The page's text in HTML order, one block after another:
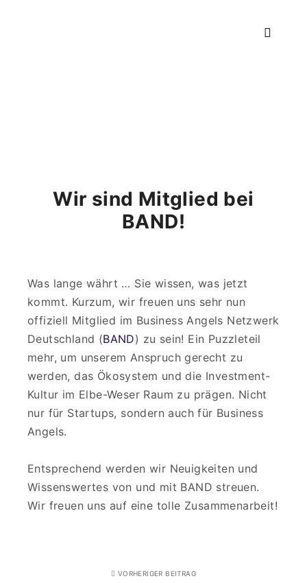
Wir sind Mitglied bei
BAND!
Was lange währt … Sie wissen, was jetzt
kommt. Kurzum, wir freuen uns sehr nun
offiziell Mitglied im Business Angels Netzwerk
Deutschland (BAND) zu sein! Ein Puzzleteil
mehr, um unserem Anspruch gerecht zu
werden, das Ökosystem und die Investment-
Kultur im Elbe-Weser Raum zu prägen. Nicht
nur für Startups, sondern auch für Business
Angels.
Entsprechend werden wir Neuigkeiten und
Wissenswertes von und mit BAND streuen.
Wir freuen uns auf eine tolle Zusammenarbeit!
VORHERIGER BEITRAG